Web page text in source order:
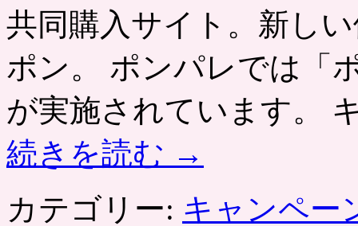
共同購入サイト。新し
ポン。 ポンパレでは「
が実施されています。
続きを読む →
カテゴリー: キャンペー